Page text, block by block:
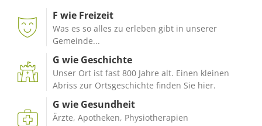
F wie Freizeit
Was es so alles zu erleben gibt in unserer
Gemeinde...
G wie Geschichte
Unser Ort ist fast 800 Jahre alt. Einen kleinen
Abriss zur Ortsgeschichte finden Sie hier.
G wie Gesundheit
Ärzte, Apotheken, Physiotherapien